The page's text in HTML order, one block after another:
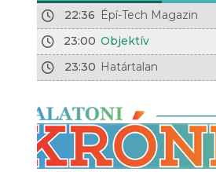
22:36 Épí-Tech Magazin
23:00 Objektív
23:30 Határtalan